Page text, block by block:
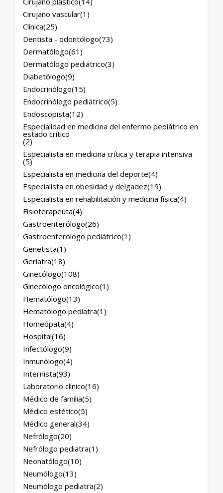
Cirujano vascular(1)
Clínica(25)
Dentista - odontólogo(73)
Dermatólogo(61)
Dermatólogo pediátrico(3)
Diabetólogo(9)
Endocrinólogo(15)
Endocrinólogo pediátrico(5)
Endoscopista(12)
Especialidad en medicina del enfermo pediátrico en
estado crítico
(2)
Especialista en medicina crítica y terapia intensiva
(5)
Especialista en medicina del deporte(4)
Especialista en obesidad y delgadez(19)
Especialista en rehabilitación y medicina física(4)
Fisioterapeuta(4)
Gastroenterólogo(26)
Gastroenterólogo pediátrico(1)
Genetista(1)
Geriatra(18)
Ginecólogo(108)
Ginecólogo oncológico(1)
Hematólogo(13)
Hematólogo pediatra(1)
Homeópata(4)
Hospital(16)
Infectólogo(9)
Inmunólogo(4)
Internista(93)
Laboratorio clínico(16)
Médico de familia(5)
Médico estético(5)
Médico general(34)
Nefrólogo(20)
Nefrólogo pediatra(1)
Neonatólogo(10)
Neumólogo(13)
Neumólogo pediatra(2)